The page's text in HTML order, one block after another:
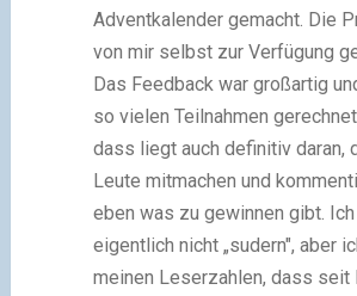
Adventkalender gemacht. Die
von mir selbst zur Verfügung
Das Feedback war großartig
so vielen Teilnahmen
dass liegt auch definitiv daran,
Leute mitmachen und
eben was zu gewinnen gibt.
eigentlich nicht „sudern", aber
meinen Leserzahlen, dass seit